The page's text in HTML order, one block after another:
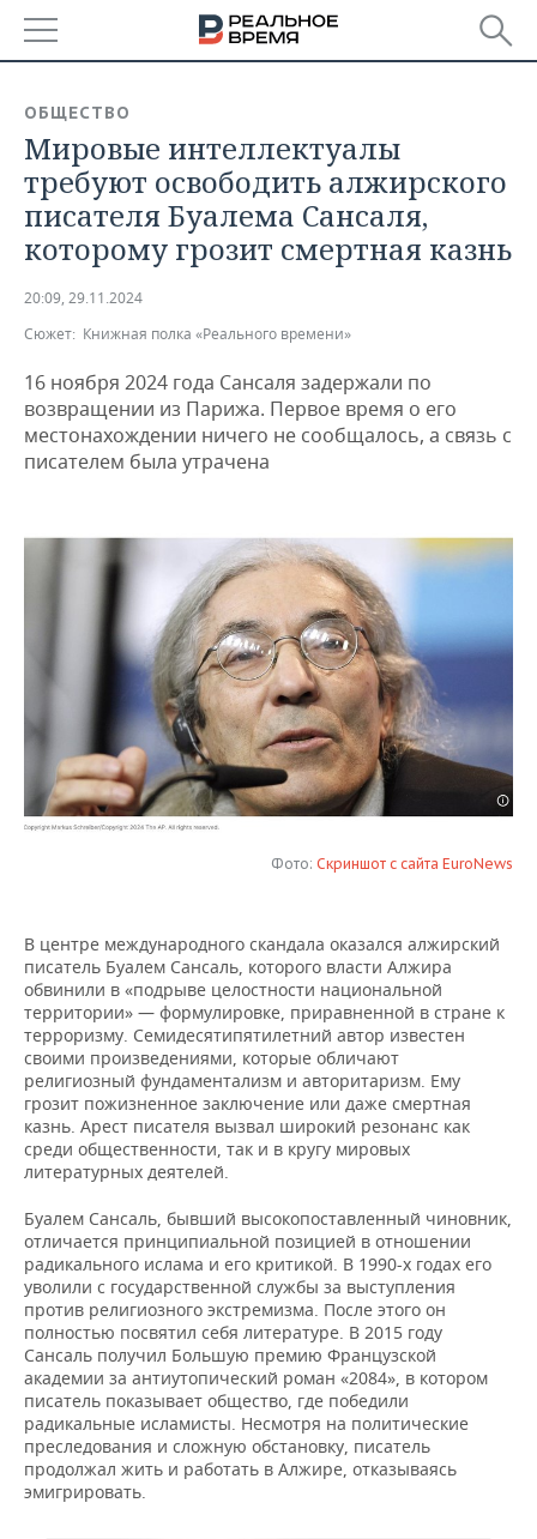
БАШКОРТОСТАН
ТАТАРСТАН
УДМУРТИЯ
НОВОСТИ
АНАЛИТИКА
НОВОСТИ АНАЛИТИКИ
ДЕКЛАРАЦИИ О ДОХОДАХ
ВУЗЫ ТАТАРСТАНА
КОМУ ПРИНАДЛЕЖАТ
ЭКОНОМИКА
НОВОСТИ ЭКОНОМИКИ
БАНКИ
БЮДЖЕТ
ПРОМЫШЛЕННОСТЬ
ПРОМЫШЛЕННОСТИ
АГРОПРОМ
НЕФТЕХИМИЯ
ЭНЕРГЕТИКА
НОВОСТИ НЕДВИЖИМОСТИ
АВТО
НОВОСТИ АВТО
БИЗНЕС
РОЗНИЧНАЯ ТОРГОВЛЯ
ТРАНСПОРТ
НОВОСТИ ТЕХНОЛОГИЙ
ТЕЛЕКОММУНИКАЦИИ
НОВОСТИ МЕРОПРИЯТИЙ
ВЫЕЗДНАЯ РЕДАКЦИЯ
БИЗНЕС-БРАНЧИ
ONLINE-КОНФЕРЕНЦИИ
НОВОСТИ СПОРТА
ФУТБОЛ
ХОККЕЙ
КИБЕРСПОРТ
ФИГУРНОЕ КАТАНИЕ
ВОДНЫЕ ВИДЫ СПОРТА
ХОККЕЙ С МЯЧОМ
НОВОСТИ ОБЩЕСТВА
ВЛАСТЬ
КУЛЬТУРА
МЕДИЦИНА
ОБРАЗОВАНИЕ
ПРОИСШЕСТВИЯ
ФОТОГАЛЕРЕЯ
СЮЖЕТЫ
СПИСОК КОМПАНИЙ
ОБЩЕСТВО
Мировые интеллектуалы
требуют освободить алжирского
писателя Буалема Сансаля,
которому грозит смертная казнь
20:09, 29.11.2024
Сюжет: Книжная полка «Реального времени»
16 ноября 2024 года Сансаля задержали по
возвращении из Парижа. Первое время о его
местонахождении ничего не сообщалось, а связь с
писателем была утрачена
Фото: Скриншот с сайта EuroNews
В центре международного скандала оказался алжирский
писатель Буалем Сансаль, которого власти Алжира
обвинили в «подрыве целостности национальной
территории» — формулировке, приравненной в стране к
терроризму. Семидесятипятилетний автор известен
своими произведениями, которые обличают
религиозный фундаментализм и авторитаризм. Ему
грозит пожизненное заключение или даже смертная
казнь. Арест писателя вызвал широкий резонанс как
среди общественности, так и в кругу мировых
литературных деятелей.
Буалем Сансаль, бывший высокопоставленный чиновник,
отличается принципиальной позицией в отношении
радикального ислама и его критикой. В 1990-х годах его
уволили с государственной службы за выступления
против религиозного экстремизма. После этого он
полностью посвятил себя литературе. В 2015 году
Сансаль получил Большую премию Французской
академии за антиутопический роман «2084», в котором
писатель показывает общество, где победили
радикальные исламисты. Несмотря на политические
преследования и сложную обстановку, писатель
продолжал жить и работать в Алжире, отказываясь
эмигрировать.